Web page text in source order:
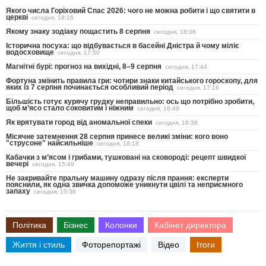
Якого числа Горіховий Спас 2026: чого не можна робити і що святити в
церкві сегодня, 18:16
Якому знаку зодіаку пощастить 8 серпня сегодня, 18:08
Історична посуха: що відбувається в басейні Дністра й чому міліє
водосховище сегодня, 17:50
Магнітні бурі: прогноз на вихідні, 8–9 серпня сегодня, 17:44
Фортуна змінить правила гри: чотири знаки китайського гороскопу, для
яких із 7 серпня починається особливий період сегодня, 17:16
Більшість готує курячу грудку неправильно: ось що потрібно зробити,
щоб м’ясо стало соковитим і ніжним сегодня, 16:49
Як врятувати город від аномальної спеки сегодня, 16:38
Місячне затемнення 28 серпня принесе великі зміни: кого воно
"струсоне" найсильніше сегодня, 16:18
Кабачки з м’ясом і грибами, тушковані на сковороді: рецепт швидкої
вечері сегодня, 15:49
Не закривайте пральну машину одразу після прання: експерти
пояснили, як одна звичка допоможе уникнути цвілі та неприємного
запаху сегодня, 15:36
Політика Бізнес Колонки Кабінет директора
Життя і стиль Фоторепортажі Відео Ітоги